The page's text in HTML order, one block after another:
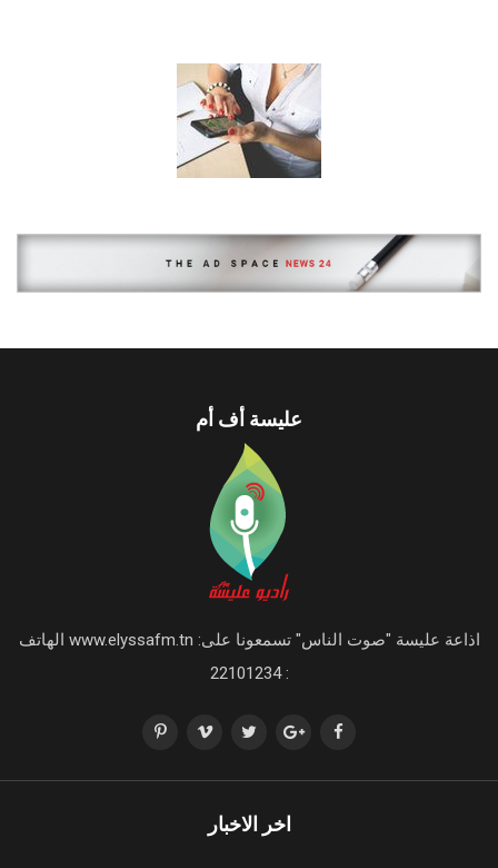
عليسة أف أم
اذاعة عليسة "صوت الناس" تسمعونا على: www.elyssafm.tn الهاتف
: 22101234
اخر الاخبار